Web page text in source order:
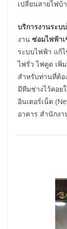
เปลี่ยนสายไฟบ้
บริการงานระบ
งาน ซ่อมไฟฟ้าเ
ระบบไฟฟ้า แก้
ไฟรั่ว ไฟดูด เพิ่
สำหรับท่านที่ต้อ
มีทีมช่างไว้คอย
อินเตอร์เน็ต
อาคาร สำนักง